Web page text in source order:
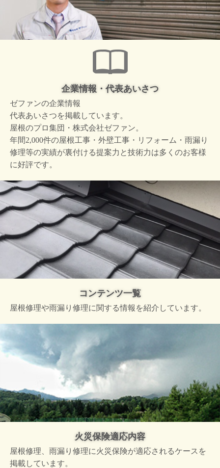
企業情報・代表あいさつ
ゼファンの企業情報
代表あいさつを掲載しています。
屋根のプロ集団・株式会社ゼファン。
年間2,000件の屋根工事・外壁工事・リフォーム・雨漏り
修理等の実績が裏付ける提案力と技術力は多くのお客様
に好評です。
コンテンツ一覧
屋根修理や雨漏り修理に関する情報を紹介しています。
火災保険適応内容
屋根修理、雨漏り修理に火災保険が適応されるケースを
掲載しています。